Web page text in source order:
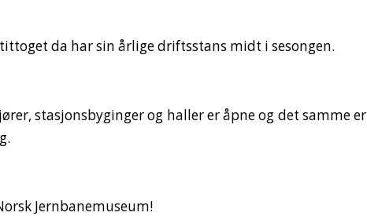
da har sin årlige driftsstans midt i sesongen.
stasjonsbyginger og haller er åpne og det samme er
Jernbanemuseum!